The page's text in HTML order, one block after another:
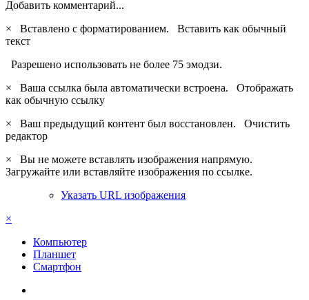
Добавить комментарий...
×
Вставлено с форматированием. Вставить как обычный
текст
Разрешено использовать не более 75 эмодзи.
×
Ваша ссылка была автоматически встроена. Отображать
как обычную ссылку
×
Ваш предыдущий контент был восстановлен. Очистить
редактор
×
Вы не можете вставлять изображения напрямую.
Загружайте или вставляйте изображения по ссылке.
Указать URL изображения
×
Компьютер
Планшет
Смартфон